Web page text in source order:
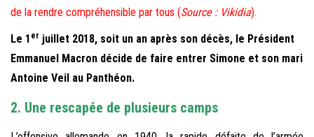
de la rendre compréhensible par tous (Source : Vikidia).
Le 1 er juillet 2018, soit un an après son décès, le Président
Emmanuel Macron décide de faire entrer Simone et son mari
Antoine Veil au Panthéon.
2. Une rescapée de plusieurs camps